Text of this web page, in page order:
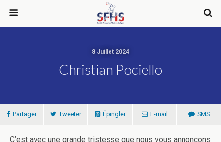
8 Juillet 2024
Christian Pociello
Partager Tweeter Épingler E-mail SMS
C’est avec une grande tristesse que nous vous annonçons